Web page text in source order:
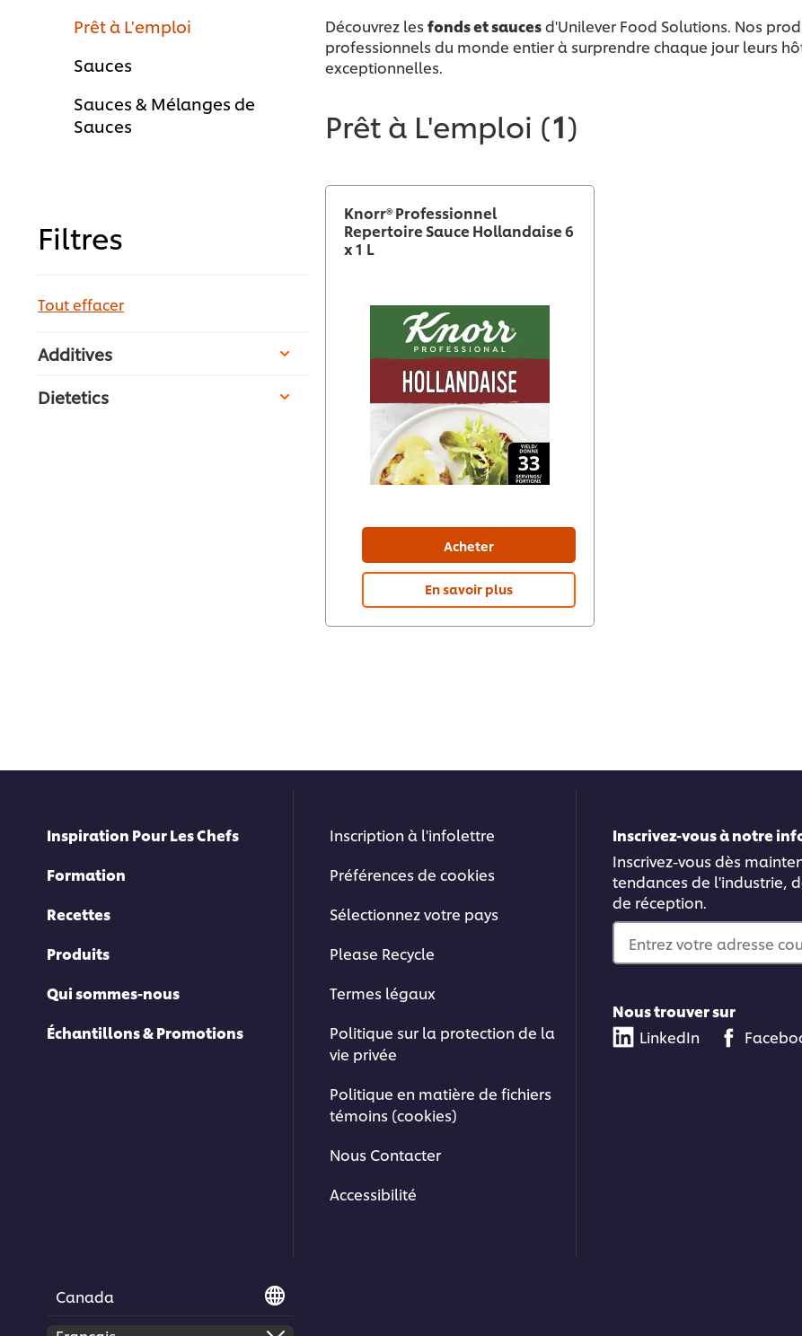
Prêt à L'emploi
Sauces
Sauces & Mélanges de
Sauces
Filtres
Tout effacer
Additives
Dietetics
Découvrez lesfonds et saucesd'Unilever Food Solutions. Nos
professionnels du monde entier à surprendre chaque jour leurs
exceptionnelles.
Prêt à L'emploi (1)
Knorr® Professionnel
Repertoire Sauce Hollandaise 6
x 1 L
Acheter
En savoir plus
Inspiration Pour Les Chefs
Formation
Recettes
Produits
Qui sommes-nous
Échantillons & Promotions
Inscription à l'infolettre
Préférences de cookies
Sélectionnez votre pays
Please Recycle
Termes légaux
Politique sur la protection de la
vie privée
Politique en matière de fichiers
témoins (cookies)
Nous Contacter
Accessibilité
Inscrivez-vous à notre
Inscrivez-vous dès
tendances de l'industrie,
de réception.
Entrez votre adresse
Nous trouver sur
LinkedIn
Canada